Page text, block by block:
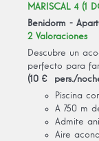
MARISCAL 4 (1
Benidorm -
2 Valoraciones
Descubre un
perfecto para
(10 € pers./
Piscina
A 750 m
Admite
Aire